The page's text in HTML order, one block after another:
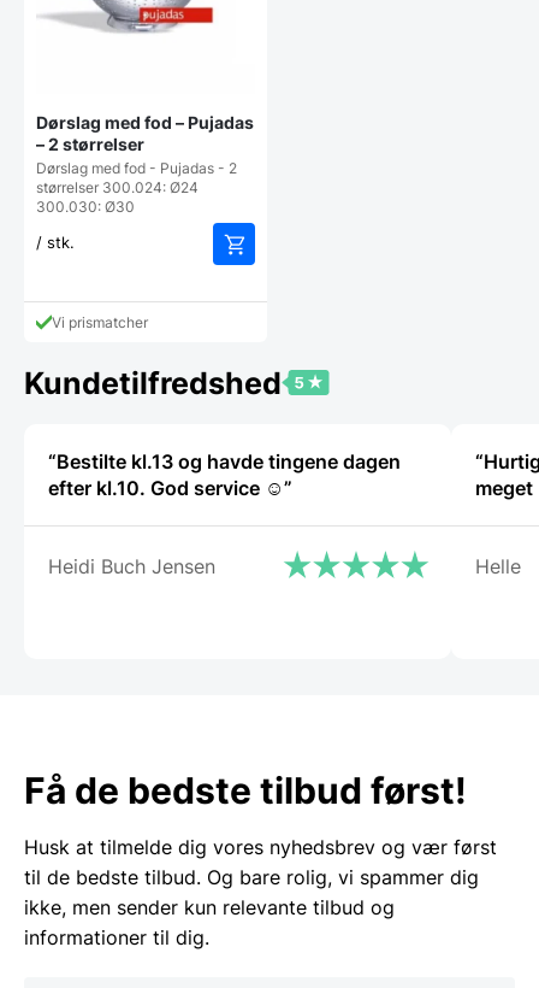
Dørslag med fod – Pujadas
– 2 størrelser
Dørslag med fod - Pujadas - 2
størrelser 300.024: Ø24
300.030: Ø30
/ stk.
Vi prismatcher
Kundetilfredshed
“Bestilte kl.13 og havde tingene dagen
efter kl.10. God service ☺”
Heidi Buch Jensen Helle
Få de bedste tilbud først!
Husk at tilmelde dig vores nyhedsbrev og vær først
til de bedste tilbud. Og bare rolig, vi spammer dig
ikke, men sender kun relevante tilbud og
informationer til dig.